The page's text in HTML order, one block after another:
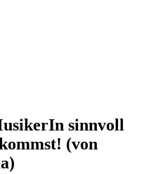
sinnvoll
(von